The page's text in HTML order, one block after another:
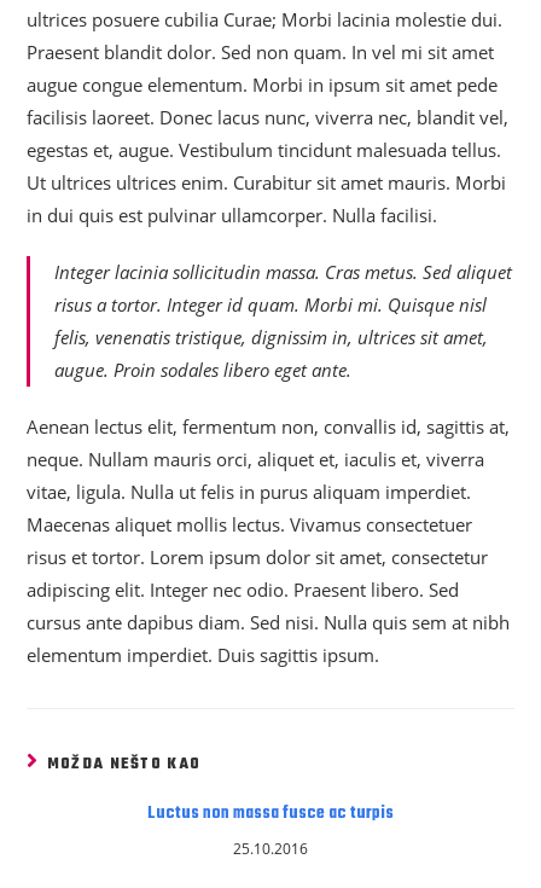
ultrices posuere cubilia Curae; Morbi lacinia molestie dui.
Praesent blandit dolor. Sed non quam. In vel mi sit amet
augue congue elementum. Morbi in ipsum sit amet pede
facilisis laoreet. Donec lacus nunc, viverra nec, blandit vel,
egestas et, augue. Vestibulum tincidunt malesuada tellus.
Ut ultrices ultrices enim. Curabitur sit amet mauris. Morbi
in dui quis est pulvinar ullamcorper. Nulla facilisi.
Integer lacinia sollicitudin massa. Cras metus. Sed aliquet
risus a tortor. Integer id quam. Morbi mi. Quisque nisl
felis, venenatis tristique, dignissim in, ultrices sit amet,
augue. Proin sodales libero eget ante.
Aenean lectus elit, fermentum non, convallis id, sagittis at,
neque. Nullam mauris orci, aliquet et, iaculis et, viverra
vitae, ligula. Nulla ut felis in purus aliquam imperdiet.
Maecenas aliquet mollis lectus. Vivamus consectetuer
risus et tortor. Lorem ipsum dolor sit amet, consectetur
adipiscing elit. Integer nec odio. Praesent libero. Sed
cursus ante dapibus diam. Sed nisi. Nulla quis sem at nibh
elementum imperdiet. Duis sagittis ipsum.
MOŽDA NEŠTO KAO
Luctus non massa fusce ac turpis
25.10.2016